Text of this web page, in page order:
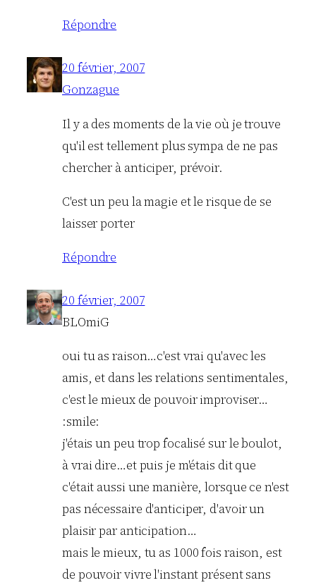
Répondre
20 février, 2007
Gonzague
Il y a des moments de la vie où je trouve
qu'il est tellement plus sympa de ne pas
chercher à anticiper, prévoir.
C'est un peu la magie et le risque de se
laisser porter
Répondre
20 février, 2007
BLOmiG
oui tu as raison…c'est vrai qu'avec les
amis, et dans les relations sentimentales,
c'est le mieux de pouvoir improviser…
:smile:
j'étais un peu trop focalisé sur le boulot,
à vrai dire…et puis je m'étais dit que
c'était aussi une manière, lorsque ce n'est
pas nécessaire d'anticiper, d'avoir un
plaisir par anticipation…
mais le mieux, tu as 1000 fois raison, est
de pouvoir vivre l'instant présent sans